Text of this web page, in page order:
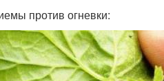
против огневки: